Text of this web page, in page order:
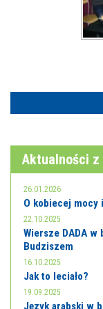
Aktualności
26.01.2026
O kobiecej mocy
22.10.2025
Wiersze DADA
Budziszem
16.10.2025
Jak to leciało?
19.09.2025
Język arabski w